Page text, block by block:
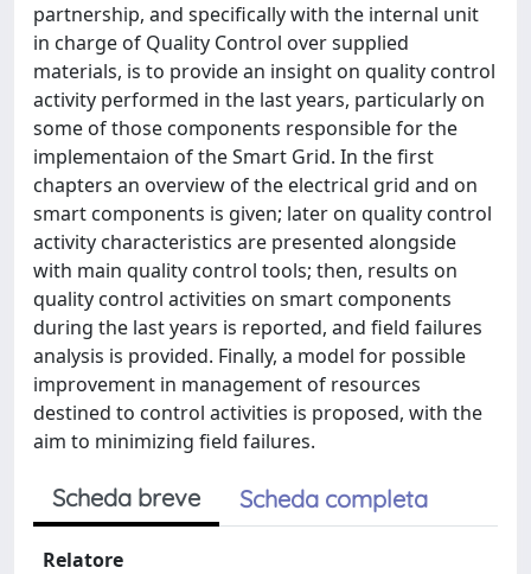
partnership, and specifically with the internal unit
in charge of Quality Control over supplied
materials, is to provide an insight on quality control
activity performed in the last years, particularly on
some of those components responsible for the
implementaion of the Smart Grid. In the first
chapters an overview of the electrical grid and on
smart components is given; later on quality control
activity characteristics are presented alongside
with main quality control tools; then, results on
quality control activities on smart components
during the last years is reported, and field failures
analysis is provided. Finally, a model for possible
improvement in management of resources
destined to control activities is proposed, with the
aim to minimizing field failures.
Scheda breve Scheda completa
Relatore